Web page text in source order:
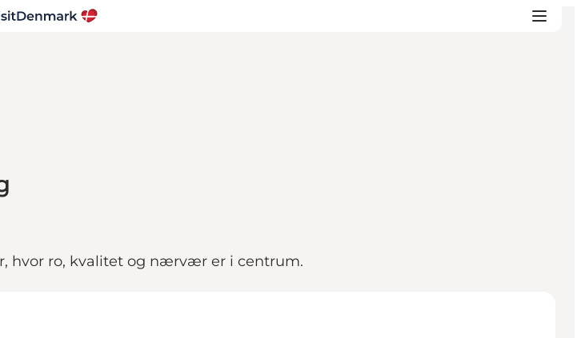
hvor ro, kvalitet og nærvær er i centrum.